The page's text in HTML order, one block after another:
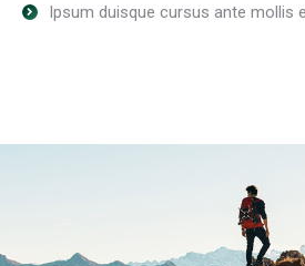
Ipsum duisque cursus ante mollis